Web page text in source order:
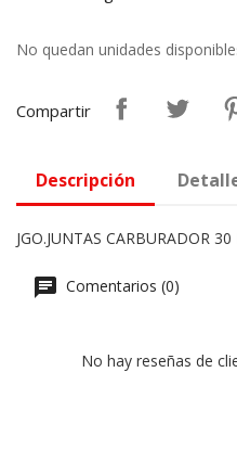
No quedan unidades
Compartir
Descripción
JGO.JUNTAS CARBURADOR 30
Comentarios (0)
No hay reseñas de